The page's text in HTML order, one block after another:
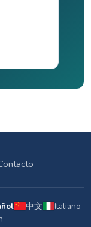
中文
Italiano